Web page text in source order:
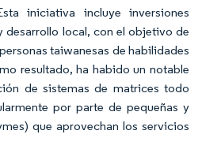
iniciativa incluye inversiones
desarrollo local, con el objetivo de
taiwanesas de habilidades
resultado, ha habido un notable
de sistemas de matrices todo
por parte de pequeñas y
que aprovechan los servicios